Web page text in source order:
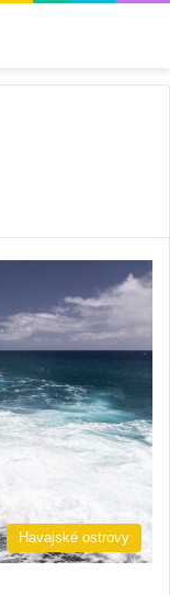
Havajské ostrovy